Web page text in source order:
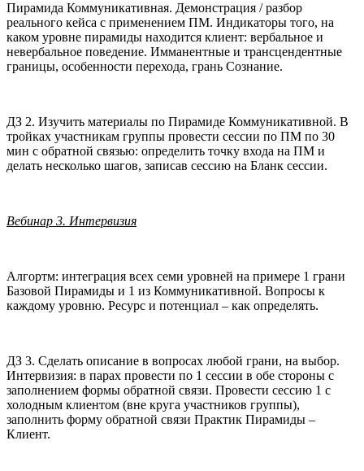
Пирамида Коммуникативная. Демонстрация / разбор
реального кейса с применением ПМ. Индикаторы того, на
каком уровне пирамиды находится клиент: вербальное и
невербальное поведение. Имманентные и трансцендентные
границы, особенности перехода, грань Сознание.
ДЗ 2. Изучить материалы по Пирамиде Коммуникативной. В
тройках участникам группы провести сессии по ПМ по 30
мин с обратной связью: определить точку входа на ПМ и
делать несколько шагов, записав сессию на Бланк сессии.
Вебинар 3. Интервизия
Алгортм: интеграция всех семи уровней на примере 1 грани
Базовой Пирамиды и 1 из Коммуникативной. Вопросы к
каждому уровню. Ресурс и потенциал – как определять.
ДЗ 3. Сделать описание в вопросах любой грани, на выбор.
Интервизия: в парах провести по 1 сессии в обе стороны с
заполнением формы обратной связи. Провести сессию 1 с
холодным клиентом (вне круга участников группы),
заполнить форму обратной связи Практик Пирамиды –
Клиент.